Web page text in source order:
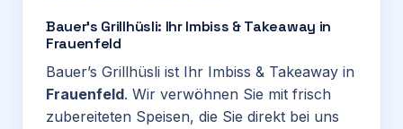
Bauer’s Grillhüsli: Ihr Imbiss & Takeaway in
Frauenfeld
Bauer’s Grillhüsli ist Ihr Imbiss & Takeaway in
Frauenfeld. Wir verwöhnen Sie mit frisch
zubereiteten Speisen, die Sie direkt bei uns